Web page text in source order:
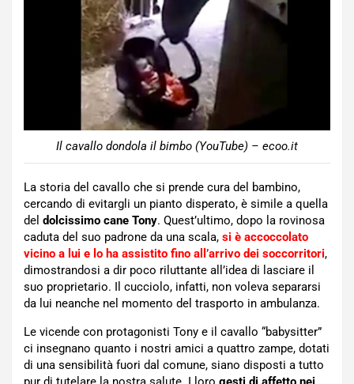
Il cavallo dondola il bimbo (YouTube) – ecoo.it
La storia del cavallo che si prende cura del bambino,
cercando di evitargli un pianto disperato, è simile a quella
del dolcissimo cane Tony. Quest’ultimo, dopo la rovinosa
caduta del suo padrone da una scala, si è accoccolato
vicino a lui e lo ha assistito fino all’arrivo dei soccorritori,
dimostrandosi a dir poco riluttante all’idea di lasciare il
suo proprietario. Il cucciolo, infatti, non voleva separarsi
da lui neanche nel momento del trasporto in ambulanza.
Le vicende con protagonisti Tony e il cavallo “babysitter”
ci insegnano quanto i nostri amici a quattro zampe, dotati
di una sensibilità fuori dal comune, siano disposti a tutto